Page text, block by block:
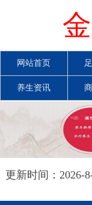
网站首页
养生资讯
更新时间：2026-